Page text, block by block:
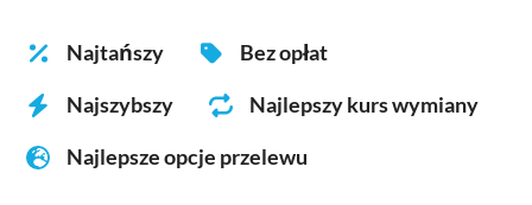
Najtańszy
Bez opłat
Najszybszy
Najlepszy kurs wymiany
Najlepsze opcje przelewu